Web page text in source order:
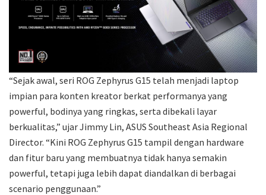
“Sejak awal, seri ROG Zephyrus G15 telah menjadi laptop
impian para konten kreator berkat performanya yang
powerful, bodinya yang ringkas, serta dibekali layar
berkualitas,” ujar Jimmy Lin, ASUS Southeast Asia Regional
Director. “Kini ROG Zephyrus G15 tampil dengan hardware
dan fitur baru yang membuatnya tidak hanya semakin
powerful, tetapi juga lebih dapat diandalkan di berbagai
scenario penggunaan.”